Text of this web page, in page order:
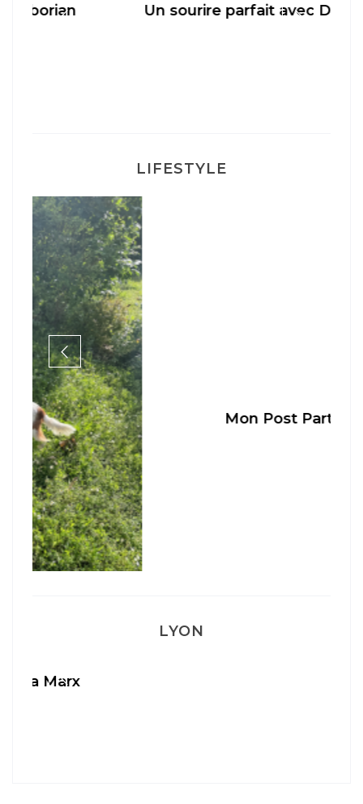
Un sourire parfait avec Dr Smile
LIFESTYLE
Mon Post Partum
LYON
Aperitivo & Épicerie italienne à Lyon